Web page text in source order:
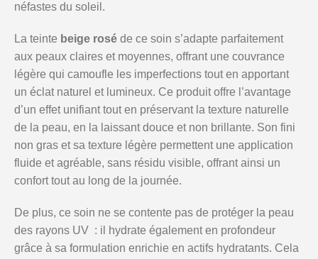
néfastes du soleil.
La teinte beige rosé de ce soin s’adapte parfaitement
aux peaux claires et moyennes, offrant une couvrance
légère qui camoufle les imperfections tout en apportant
un éclat naturel et lumineux. Ce produit offre l’avantage
d’un effet unifiant tout en préservant la texture naturelle
de la peau, en la laissant douce et non brillante. Son fini
non gras et sa texture légère permettent une application
fluide et agréable, sans résidu visible, offrant ainsi un
confort tout au long de la journée.
De plus, ce soin ne se contente pas de protéger la peau
des rayons UV : il hydrate également en profondeur
grâce à sa formulation enrichie en actifs hydratants. Cela